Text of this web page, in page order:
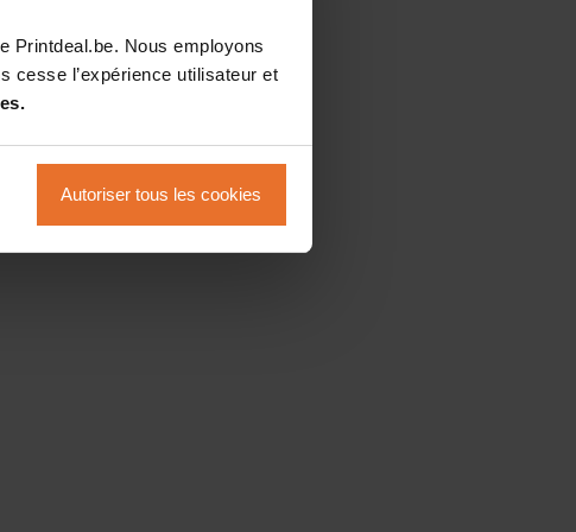
Printdeal.be. Nous employons
cesse l’expérience utilisateur et
Autoriser tous les cookies